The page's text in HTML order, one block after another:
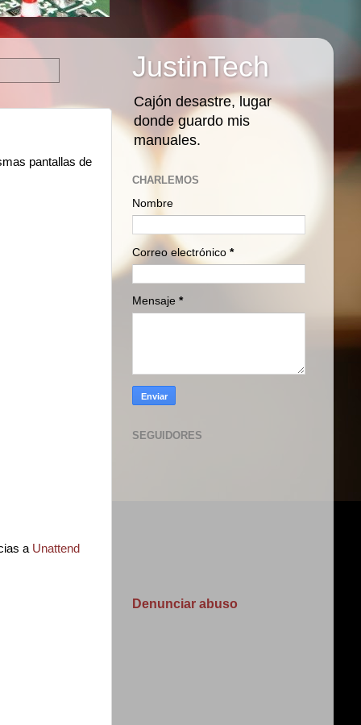
pantallas de
a Unattend
JustinTech
Cajón desastre, lugar
donde guardo mis
manuales.
CHARLEMOS
Nombre
Correo electrónico *
Mensaje *
SEGUIDORES
Denunciar abuso